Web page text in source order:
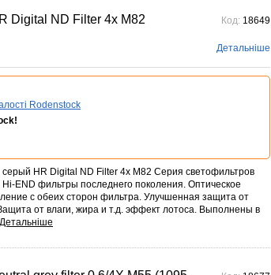
Digital ND Filter 4x M82 Код: 18649
Детальніше
Rodenstock
HR Digital ND Filter 4x M82 Серия светофильтров
END фильтры последнего поколения. Оптическое
с обеих сторон фильтра. Улучшенная защита от
от влаги, жира и т.д. эффект лотоса. Выполнены в